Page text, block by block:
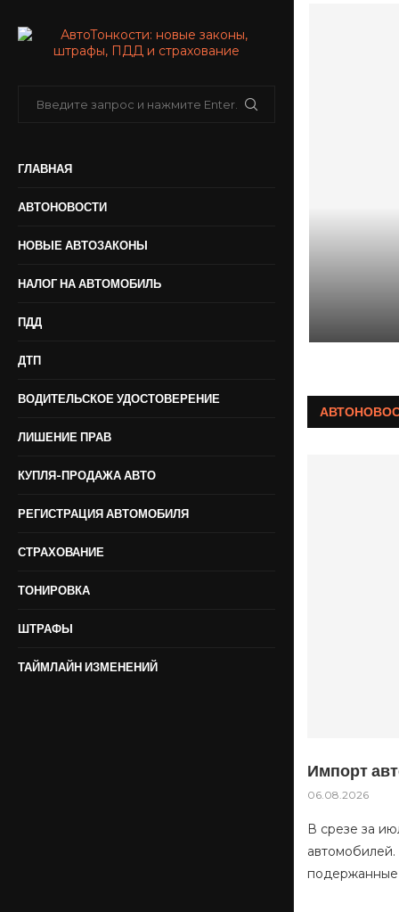
ГЛАВНАЯ
АВТОНОВОСТИ
НОВЫЕ АВТОЗАКОНЫ
НАЛОГ НА АВТОМОБИЛЬ
ПДД
ДТП
ВОДИТЕЛЬСКОЕ УДОСТОВЕРЕНИЕ
ЛИШЕНИЕ ПРАВ
КУПЛЯ-ПРОДАЖА АВТО
РЕГИСТРАЦИЯ АВТОМОБИЛЯ
СТРАХОВАНИЕ
ТОНИРОВКА
ШТРАФЫ
ТАЙМЛАЙН ИЗМЕНЕНИЙ
Импорт
06.08.2026
В срезе за